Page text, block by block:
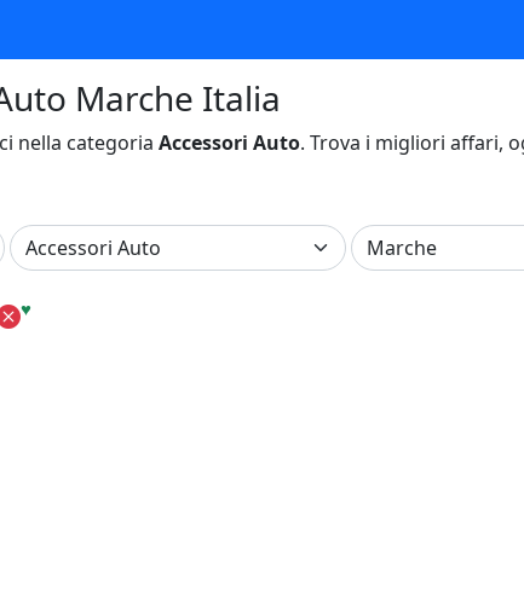
Marche Italia
nella categoria Accessori Auto. Trova i migliori affari,
♥